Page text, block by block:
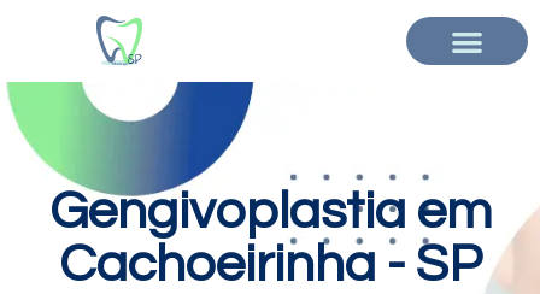
Gengivoplastia em
Cachoeirinha - SP